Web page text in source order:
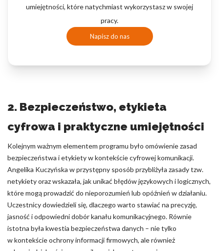
umiejętności, które natychmiast wykorzystasz w swojej
pracy.
Napisz do nas
2. Bezpieczeństwo, etykieta
cyfrowa i praktyczne umiejętności
Kolejnym ważnym elementem programu było omówienie zasad
bezpieczeństwa i etykiety w kontekście cyfrowej komunikacji.
Angelika Kuczyńska w przystępny sposób przybliżyła zasady tzw.
netykiety oraz wskazała, jak unikać błędów językowych i logicznych,
które mogą prowadzić do nieporozumień lub opóźnień w działaniu.
Uczestnicy dowiedzieli się, dlaczego warto stawiać na precyzję,
jasność i odpowiedni dobór kanału komunikacyjnego. Równie
istotna była kwestia bezpieczeństwa danych – nie tylko
w kontekście ochrony informacji firmowych, ale również